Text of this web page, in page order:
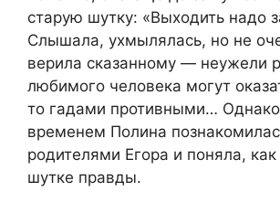
старую шутку: «Выходить надо
Слышала, ухмылялась, но не
верила сказанному — неужели
любимого человека могут
то гадами противными…
временем Полина
родителями Егора и поняла,
шутке правды.